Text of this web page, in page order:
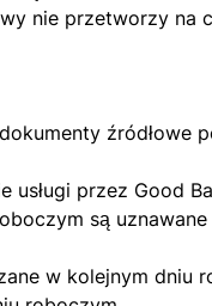
nie przetworzy na
źródłowe
przez Good
są
w kolejnym dniu